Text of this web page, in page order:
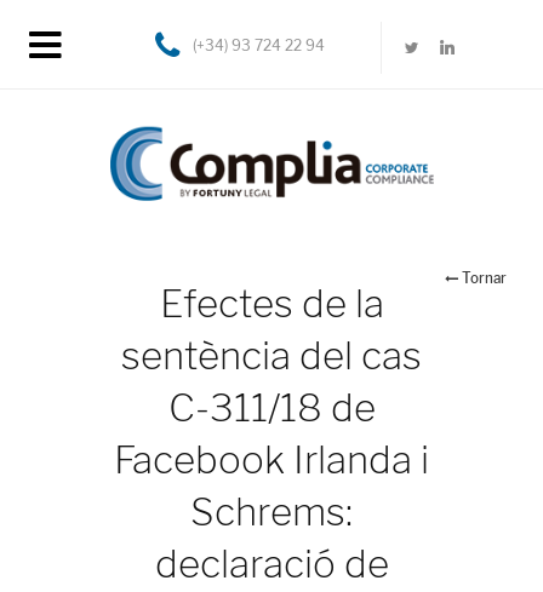
(+34) 93 724 22 94
Tornar
Efectes de la
sentència del cas
C-311/18 de
Facebook Irlanda i
Schrems:
declaració de